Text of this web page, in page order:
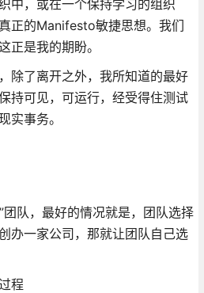
中，或在一个保持学习的组织
正的Manifesto敏捷思想。我们
正是我的期盼。
除了离开之外，我所知道的最好
持可见，可运行，经受得住测试
实事务。
队，最好的情况就是，团队选择
办一家公司，那就让团队自己选
程